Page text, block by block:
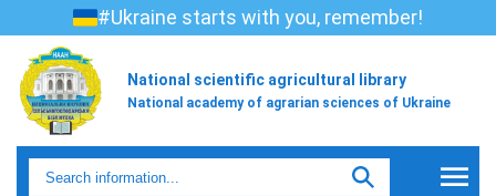
#Ukraine starts with you, remember!
National scientific agricultural library
National academy of agrarian sciences of Ukraine